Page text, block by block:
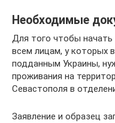
Необходимые
Для того чтобы
всем лицам, у которых
подданным Украины,
проживания на
Севастополя в
Заявление и образец